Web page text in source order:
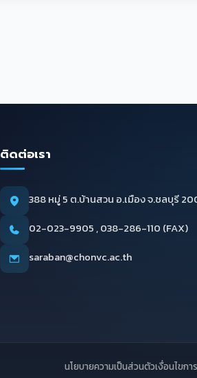
ติดต่อเรา
388 หมู่ 5 ต.บ้านสวน อ.เมือง จ.ชลบุรี
02-023-9905 , 038-286-110 (FAX)
saraban@chonvc.ac.th
นโยบายความเป็นส่วนตัวเงื่อนไขกา